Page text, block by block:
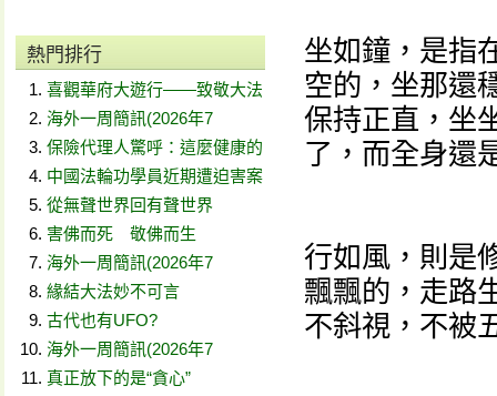
熱門排行
喜觀華府大遊行——致敬大法
海外一周簡訊(2026年7
保險代理人驚呼：這麼健康的
中國法輪功學員近期遭迫害案
從無聲世界回有聲世界
害佛而死 敬佛而生
海外一周簡訊(2026年7
緣結大法妙不可言
古代也有UFO?
海外一周簡訊(2026年7
真正放下的是“貪心”
坐如鐘，是指
空的，坐那還
保持正直，坐
了，而全身還
行如風，則是
飄飄的，走路
不斜視，不被